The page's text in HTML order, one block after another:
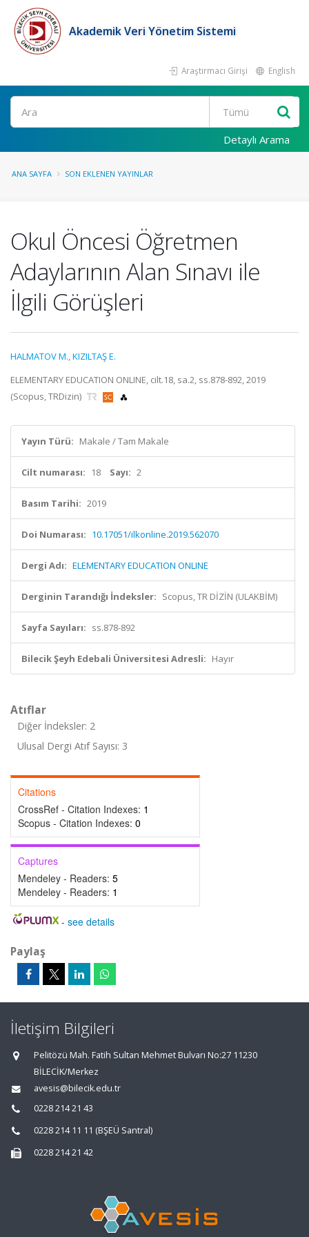
Akademik Veri Yönetim Sistemi
Araştırmacı Girişi English
Ara
Detaylı Arama
ANA SAYFA SON EKLENEN YAYINLAR
Okul Öncesi Öğretmen
Adaylarının Alan Sınavı ile
İlgili Görüşleri
HALMATOV M.,KIZILTAŞ E.
ELEMENTARY EDUCATION ONLINE, cilt.18, sa.2, ss.878-892, 2019
(Scopus, TRDizin)
Yayın Türü: Makale / Tam Makale
Cilt numarası: 18 Sayı: 2
Basım Tarihi: 2019
Doi Numarası: 10.17051/ilkonline.2019.562070
Dergi Adı: ELEMENTARY EDUCATION ONLINE
Derginin Tarandığı İndeksler: Scopus, TR DİZİN (ULAKBİM)
Sayfa Sayıları: ss.878-892
Bilecik Şeyh Edebali Üniversitesi Adresli: Hayır
Atıflar
Diğer İndeksler: 2
Ulusal Dergi Atıf Sayısı: 3
Citations
CrossRef - Citation Indexes: 1
Scopus - Citation Indexes: 0
Captures
Mendeley - Readers: 5
Mendeley - Readers: 1
- see details
Paylaş
İletişim Bilgileri
Pelitözü Mah. Fatih Sultan Mehmet Bulvarı No:27 11230
BİLECİK/Merkez
avesis@bilecik.edu.tr
0228 214 21 43
0228 214 11 11 (BŞEÜ Santral)
0228 214 21 42